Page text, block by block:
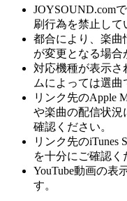
JOYSOUND.com
刷行為を禁止して
都合により、楽曲
が変更となる場合
対応機種が表示さ
ムによっては選曲
リンク先のApple
や楽曲の配信状況
確認ください。
リンク先のiTunes
を十分にご確認く
YouTube動画の表
す。